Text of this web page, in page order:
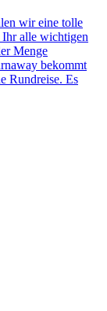
wir eine tolle
Ihr alle wichtigen
Menge
bekommt
Rundreise. Es